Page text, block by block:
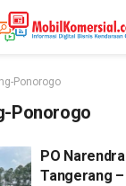
Ponorogo
Ponorogo
PO
Tangerang